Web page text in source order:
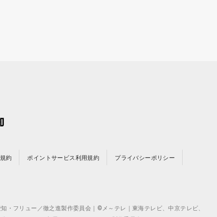
約 ポイントサービス利用規約 プライバシーポリシー
フリュー／徹之進製作委員会｜©メ～テレ｜東海テレビ、中京テレビ、